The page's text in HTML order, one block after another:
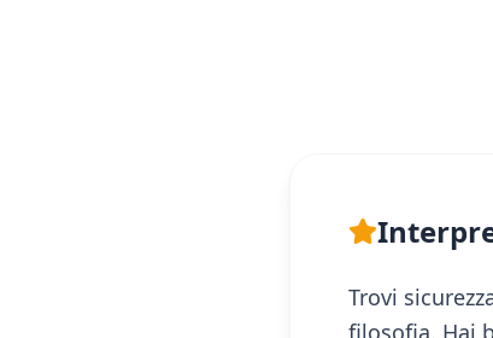
Trovi
filosofia. Hai